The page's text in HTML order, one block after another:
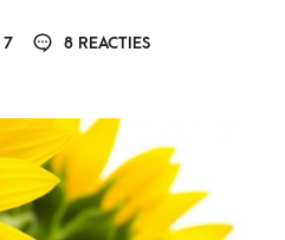
8 REACTIES